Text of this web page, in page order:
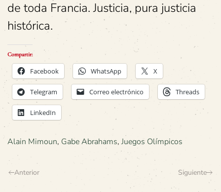
de toda Francia. Justicia, pura justicia
histórica.
Compartir:
Facebook WhatsApp X
Telegram Correo electrónico Threads
LinkedIn
Alain Mimoun, Gabe Abrahams, Juegos Olímpicos
Anterior Siguiente